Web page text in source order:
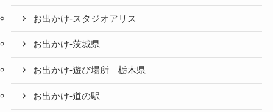
お出かけ-スタジオアリス
お出かけ-茨城県
お出かけ-遊び場所 栃木県
お出かけ-道の駅